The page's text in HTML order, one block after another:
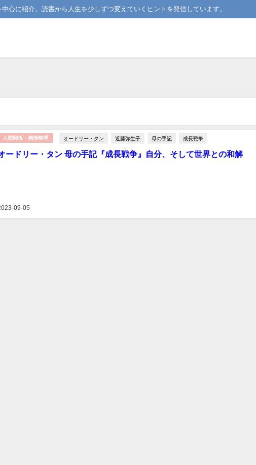
心に紹介。読書から人生を少しずつ変えていくヒントを発信しています。
人間関係・感情整理 オードリー・タン 近藤弥生子 母の手記 成長戦争
ードリー・タン 母の手記『成長戦争』自分、そして世界との和解
09-05